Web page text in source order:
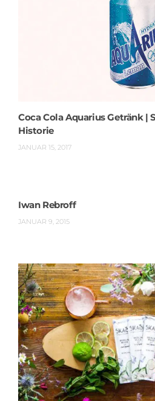
Coca Cola Aquarius Getränk |
Historie
JANUAR 15, 2017
Iwan Rebroff
JANUAR 9, 2015